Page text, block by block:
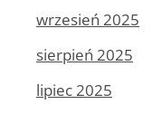
wrzesień 2025
sierpień 2025
lipiec 2025